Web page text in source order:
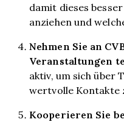
damit dieses
anziehen und
Nehmen Sie an
Veranstaltungen
aktiv, um sich über
wertvolle Kontakte
Kooperieren Sie